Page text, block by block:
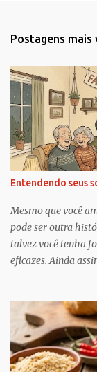
r
i
o
s
Postagens mais
Entendendo seus
Mesmo que você
pode ser outra
talvez você tenha
eficazes. Ainda
professor da
Maryland. Greif é
Daughters,
Wooley, PhD,